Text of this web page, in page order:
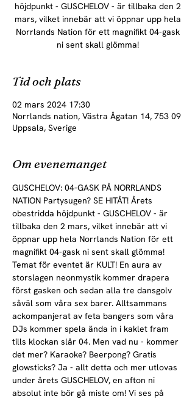
höjdpunkt - GUSCHELOV - är tillbaka den 2
mars, vilket innebär att vi öppnar upp hela
Norrlands Nation för ett magnifikt 04-gask
ni sent skall glömma!
Tid och plats
02 mars 2024 17:30
Norrlands nation, Västra Ågatan 14, 753 09
Uppsala, Sverige
Om evenemanget
GUSCHELOV: 04-GASK PÅ NORRLANDS
NATION Partysugen? SE HITÅT! Årets
obestridda höjdpunkt - GUSCHELOV - är
tillbaka den 2 mars, vilket innebär att vi
öppnar upp hela Norrlands Nation för ett
magnifikt 04-gask ni sent skall glömma!
Temat för eventet är KULT! En aura av
storslagen neonmystik kommer drapera
först gasken och sedan alla tre dansgolv
såväl som våra sex barer. Alltsammans
ackompanjerat av feta bangers som våra
DJs kommer spela ända in i kaklet fram
tills klockan slår 04. Men vad nu - kommer
det mer? Karaoke? Beerpong? Gratis
glowsticks? Ja - allt detta och mer utlovas
under årets GUSCHELOV, en afton ni
absolut inte bör gå miste om! Vi ses på